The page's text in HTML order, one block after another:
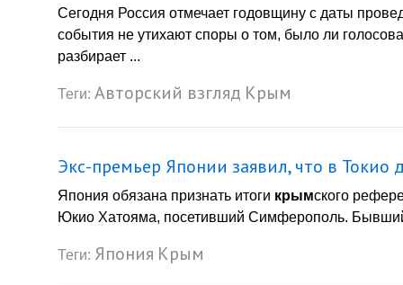
Сегодня Россия отмечает годовщину с даты
события не утихают споры о том, было ли
разбирает ...
Теги: Авторский взгляд Крым
Экс-премьер Японии заявил, что в
Япония обязана признать итоги крымского
Юкио Хатояма, посетивший Симферополь. Бывший
Теги: Япония Крым